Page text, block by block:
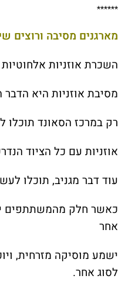
******
מארגנים מסיבה ורוצים
השכרת אוזניות
מסיבת אוזניות היא
רק במרכז הסאונד
אוזניות עם כל הציוד
עוד דבר מגניב, תוכלו
כאשר חלק מהמשתתפים
אחר
ישמע מוסיקה מזרחית,
לסוג אחר.